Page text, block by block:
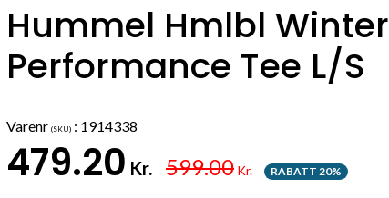
Hummel Hmlbl Winter
Performance Tee L/S
Varenr (SKU) : 1914338
479.20 Kr. 599.00 Kr. RABATT 20%